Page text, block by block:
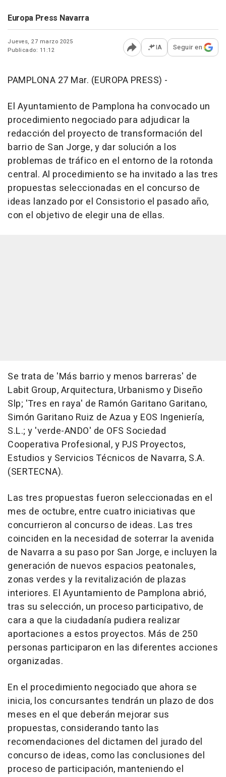
Europa Press Navarra
Jueves, 27 marzo 2025
Publicado: 11:12
Abrir opciones para
IA Seguir en
PAMPLONA 27 Mar. (EUROPA PRESS) -
El Ayuntamiento de Pamplona ha convocado un
procedimiento negociado para adjudicar la
redacción del proyecto de transformación del
barrio de San Jorge, y dar solución a los
problemas de tráfico en el entorno de la rotonda
central. Al procedimiento se ha invitado a las tres
propuestas seleccionadas en el concurso de
ideas lanzado por el Consistorio el pasado año,
con el objetivo de elegir una de ellas.
Se trata de 'Más barrio y menos barreras' de
Labit Group, Arquitectura, Urbanismo y Diseño
Slp; 'Tres en raya' de Ramón Garitano Garitano,
Simón Garitano Ruiz de Azua y EOS Ingeniería,
S.L.; y 'verde-ANDO' de OFS Sociedad
Cooperativa Profesional, y PJS Proyectos,
Estudios y Servicios Técnicos de Navarra, S.A.
(SERTECNA).
Las tres propuestas fueron seleccionadas en el
mes de octubre, entre cuatro iniciativas que
concurrieron al concurso de ideas. Las tres
coinciden en la necesidad de soterrar la avenida
de Navarra a su paso por San Jorge, e incluyen la
generación de nuevos espacios peatonales,
zonas verdes y la revitalización de plazas
interiores. El Ayuntamiento de Pamplona abrió,
tras su selección, un proceso participativo, de
cara a que la ciudadanía pudiera realizar
aportaciones a estos proyectos. Más de 250
personas participaron en las diferentes acciones
organizadas.
En el procedimiento negociado que ahora se
inicia, los concursantes tendrán un plazo de dos
meses en el que deberán mejorar sus
propuestas, considerando tanto las
recomendaciones del dictamen del jurado del
concurso de ideas, como las conclusiones del
proceso de participación, manteniendo el